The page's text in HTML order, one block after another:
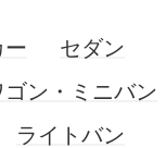
ー
セダン
ゴン・ミニバン
ライトバン